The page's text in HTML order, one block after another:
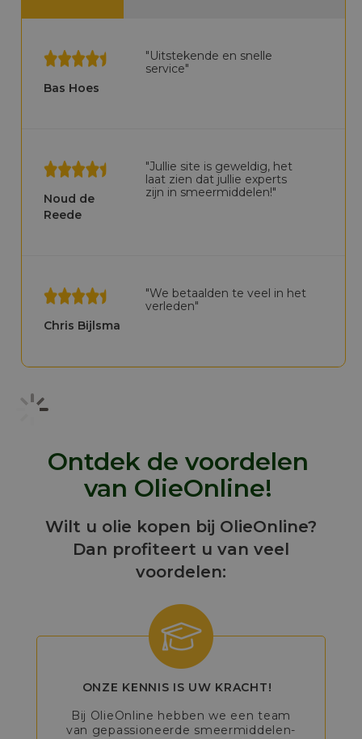
Bas Hoes
"Uitstekende en snelle
service"
Noud de
Reede
"Jullie site is geweldig, het
laat zien dat jullie experts
zijn in smeermiddelen!"
Chris Bijlsma
"We betaalden te veel in het
verleden"
Ontdek de voordelen
van OlieOnline!
Wilt u olie kopen bij OlieOnline?
Dan profiteert u van veel
voordelen:
ONZE KENNIS IS UW KRACHT!
Bij OlieOnline hebben we een team
van gepassioneerde smeermiddelen-